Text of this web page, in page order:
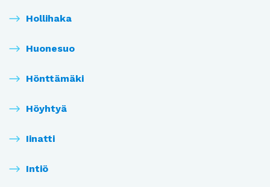
Hollihaka
Huonesuo
Hönttämäki
Höyhtyä
Iinatti
Intiö